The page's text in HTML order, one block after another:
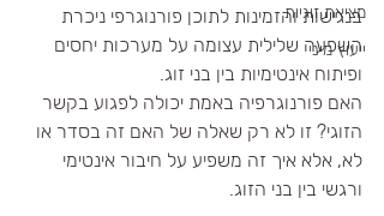
מציאת זוגיות
ייעוץ מיני
בנגישות והזמינות לתוכן פורנוגרפי ניכרת
השפעה שלילית עצומה על מערכות יחסים
ופיתוח אינטימיות בין בני זוג.
האם פורנוגרפיה באמת יכולה לפגוע בקשר
הזוגי? זו לא רק שאלה של האם זה בסדר או
לא, אלא איך זה משפיע על חיבור אינטימי
ורגשי בין בני הזוג.